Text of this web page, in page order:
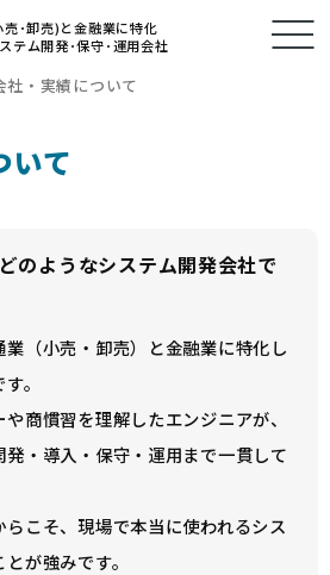
売･卸売)と金融業に特化
テム開発･保守･運用会社
社・実績について
いて
のようなシステム開発会社で
（小売・卸売）と金融業に特化し
。
商慣習を理解したエンジニアが、
・導入・保守・運用まで一貫して
こそ、現場で本当に使われるシス
が強みです。